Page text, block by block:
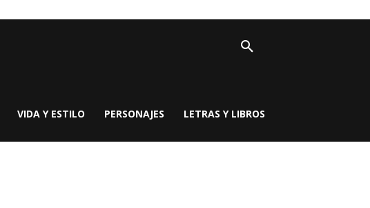
VIDA Y ESTILO PERSONAJES LETRAS Y LIBROS